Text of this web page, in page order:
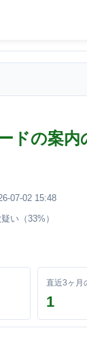
ドの案内
07-02 15:48
い（33%）
直近3ヶ月
1